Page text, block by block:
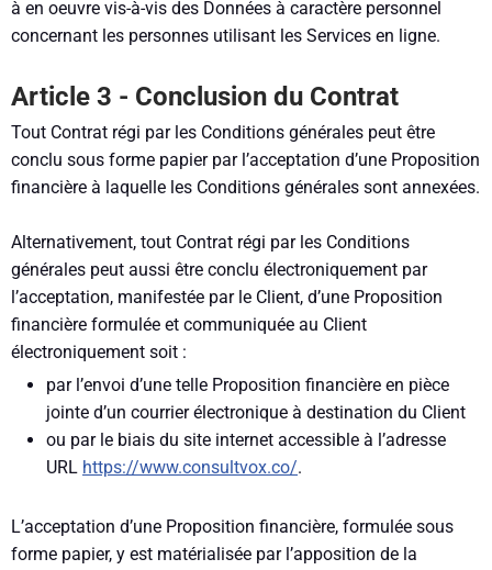
à en oeuvre vis-à-vis des Données à caractère personnel
concernant les personnes utilisant les Services en ligne.
Article 3 - Conclusion du Contrat
Tout Contrat régi par les Conditions générales peut être
conclu sous forme papier par l’acceptation d’une Proposition
financière à laquelle les Conditions générales sont annexées.
Alternativement, tout Contrat régi par les Conditions
générales peut aussi être conclu électroniquement par
l’acceptation, manifestée par le Client, d’une Proposition
financière formulée et communiquée au Client
électroniquement soit :
par l’envoi d’une telle Proposition financière en pièce
jointe d’un courrier électronique à destination du Client
ou par le biais du site internet accessible à l’adresse
URL https://www.consultvox.co/.
L’acceptation d’une Proposition financière, formulée sous
forme papier, y est matérialisée par l’apposition de la